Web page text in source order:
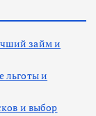
займ и
льготы и
и выбор